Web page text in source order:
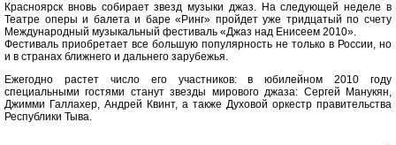
Красноярск вновь собирает звезд музыки джаз. На следующей неделе в
Театре оперы и балета и баре «Ринг» пройдет уже тридцатый по счету
Международный музыкальный фестиваль «Джаз над Енисеем 2010».
Фестиваль приобретает все большую популярность не только в России, но
и в странах ближнего и дальнего зарубежья.
Ежегодно растет число его участников: в юбилейном 2010 году
специальными гостями станут звезды мирового джаза: Сергей Манукян,
Джимми Галлахер, Андрей Квинт, а также Духовой оркестр правительства
Республики Тыва.